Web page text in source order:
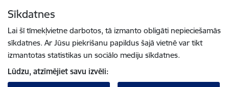
Sīkdatnes
Lai šī tīmekļvietne darbotos, tā izmanto obligāti nepieciešamās
sīkdatnes. Ar Jūsu piekrišanu papildus šajā vietnē var tikt
izmantotas statistikas un sociālo mediju sīkdatnes.
Lūdzu, atzīmējiet savu izvēli: